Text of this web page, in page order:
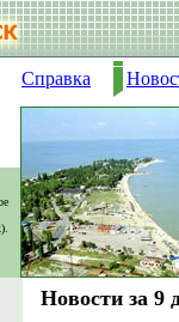
Справка
Новости за 9